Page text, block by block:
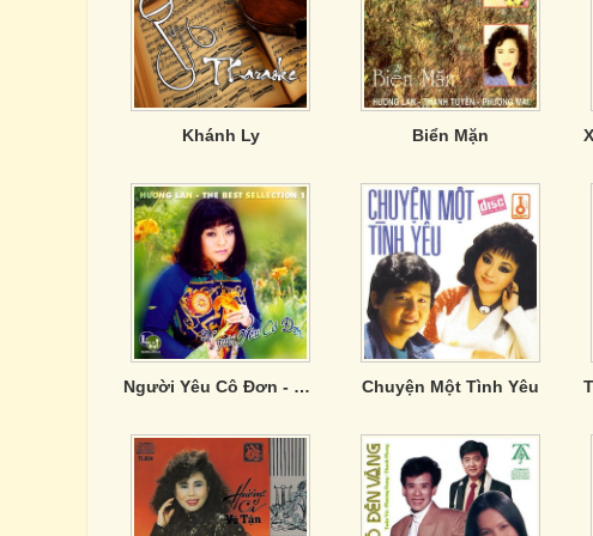
Khánh Ly Biển Mặn
Người Yêu Cô Đơn - Hương Lan Chuyện Một Tình Yêu